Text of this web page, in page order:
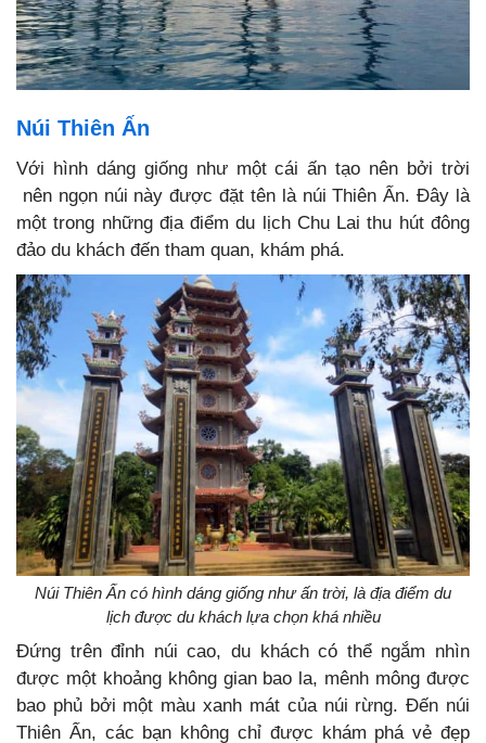
Núi Thiên Ấn
Với hình dáng giống như một cái ấn tạo nên bởi trời
nên ngọn núi này được đặt tên là núi Thiên Ấn. Đây là
một trong những địa điểm du lịch Chu Lai thu hút đông
đảo du khách đến tham quan, khám phá.
Núi Thiên Ấn có hình dáng giống như ấn trời, là địa điểm du
lịch được du khách lựa chọn khá nhiều
Đứng trên đỉnh núi cao, du khách có thể ngắm nhìn
được một khoảng không gian bao la, mênh mông được
bao phủ bởi một màu xanh mát của núi rừng. Đến núi
Thiên Ấn, các bạn không chỉ được khám phá vẻ đẹp